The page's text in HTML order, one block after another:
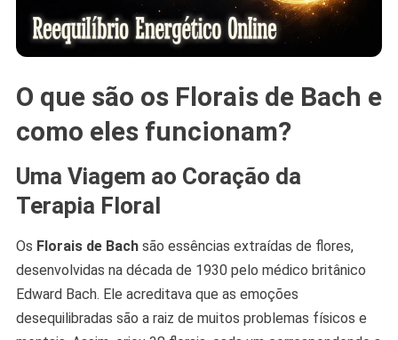
O que são os Florais de Bach e
como eles funcionam?
Uma Viagem ao Coração da
Terapia Floral
Os Florais de Bachsão essências extraídas de flores,
desenvolvidas na década de 1930 pelo médico britânico
Edward Bach. Ele acreditava que as emoções
desequilibradas são a raiz de muitos problemas físicos e